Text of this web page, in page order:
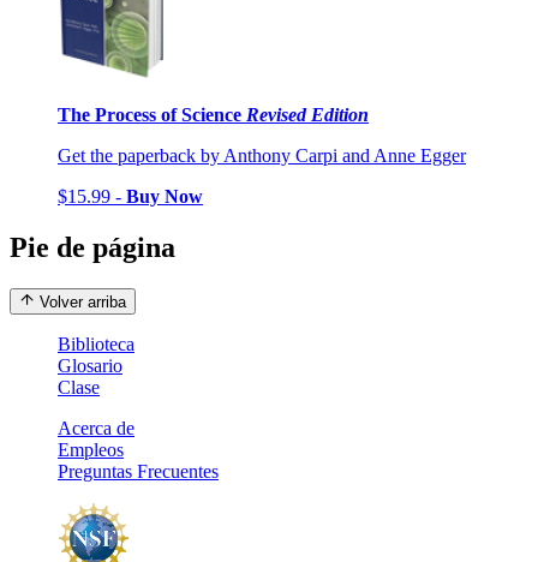
The Process of Science Revised Edition
Get the paperback by Anthony Carpi and Anne Egger
$15.99 - Buy Now
Pie de página
Volver arriba
Biblioteca
Glosario
Clase
Acerca de
Empleos
Preguntas Frecuentes